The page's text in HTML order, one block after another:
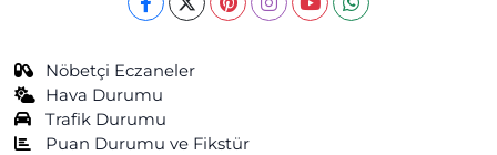
Nöbetçi Eczaneler
Hava Durumu
Trafik Durumu
Puan Durumu ve Fikstür